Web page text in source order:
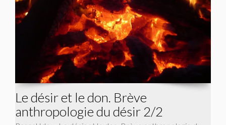
Le désir et le don. Brève
anthropologie du désir 2/2